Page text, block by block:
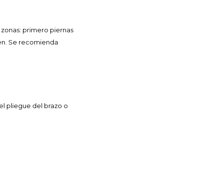
primero piernas
Se recomienda
pliegue del brazo o